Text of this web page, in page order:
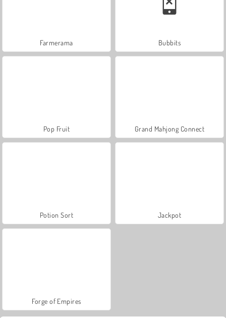
Farmerama Bubbits
Pop Fruit Grand Mahjong Connect
Potion Sort Jackpot
Forge of Empires